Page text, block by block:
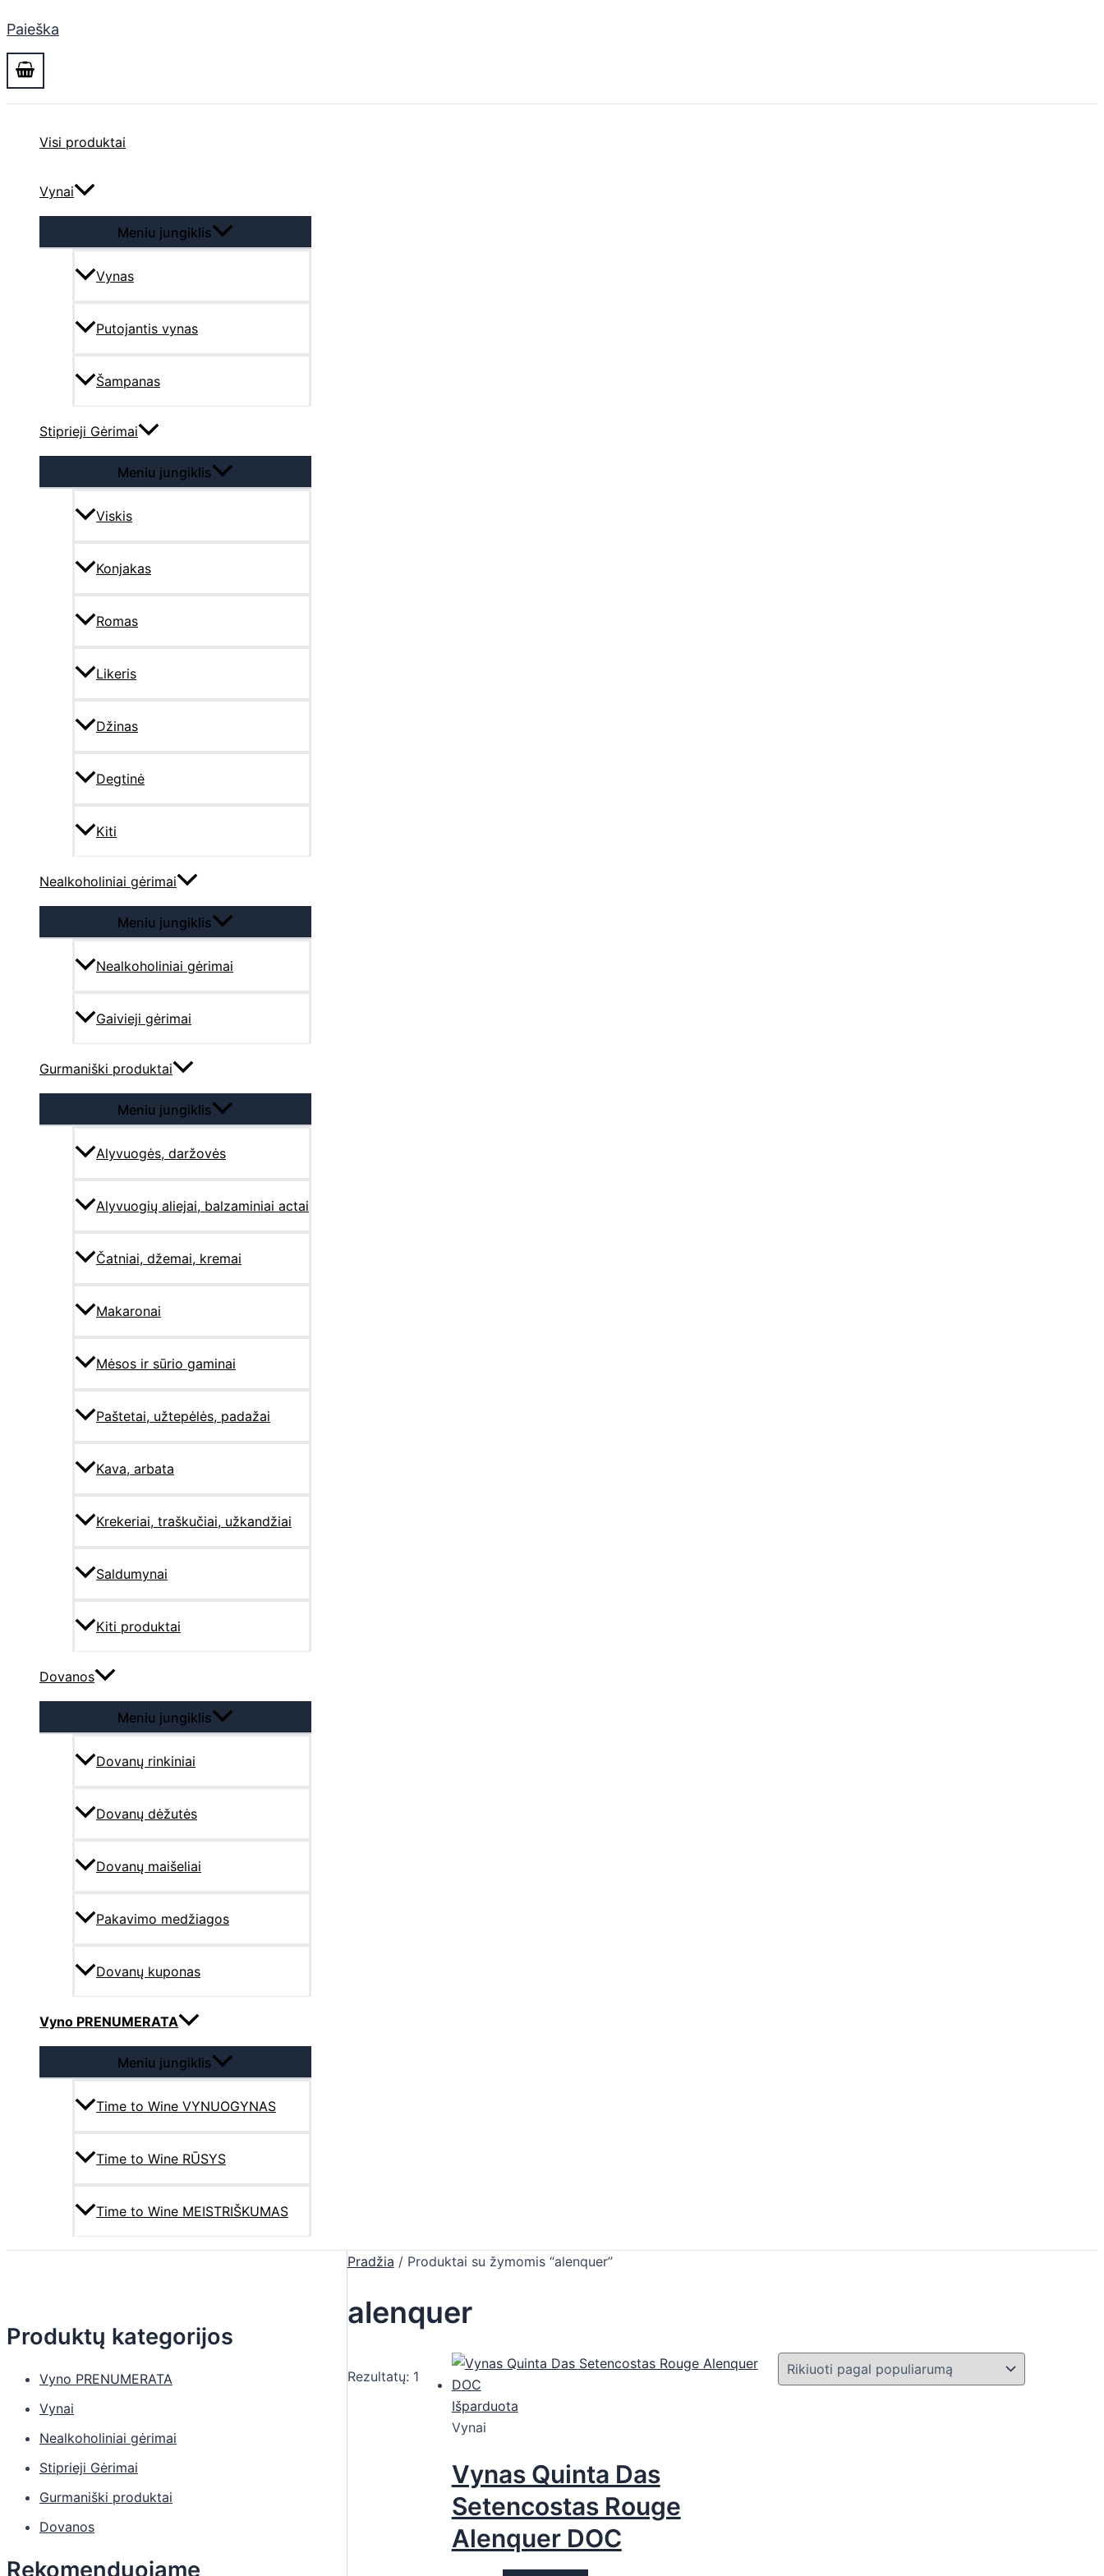
Paieška
Visi produktai
Vynai
Meniu jungiklis
Vynas
Putojantis vynas
Šampanas
Stiprieji Gėrimai
Meniu jungiklis
Viskis
Konjakas
Romas
Likeris
Džinas
Degtinė
Kiti
Nealkoholiniai gėrimai
Meniu jungiklis
Nealkoholiniai gėrimai
Gaivieji gėrimai
Gurmaniški produktai
Meniu jungiklis
Alyvuogės, daržovės
Alyvuogių aliejai, balzaminiai actai
Čatniai, džemai, kremai
Makaronai
Mėsos ir sūrio gaminai
Paštetai, užtepėlės, padažai
Kava, arbata
Krekeriai, traškučiai, užkandžiai
Saldumynai
Kiti produktai
Dovanos
Meniu jungiklis
Dovanų rinkiniai
Dovanų dėžutės
Dovanų maišeliai
Pakavimo medžiagos
Dovanų kuponas
Vyno PRENUMERATA
Meniu jungiklis
Time to Wine VYNUOGYNAS
Time to Wine RŪSYS
Time to Wine MEISTRIŠKUMAS
Produktų kategorijos
Vyno PRENUMERATA
Vynai
Nealkoholiniai gėrimai
Stiprieji Gėrimai
Gurmaniški produktai
Dovanos
Rekomenduojame
Pradžia / Produktai su žymomis “alenquer”
alenquer
Rezultatų: 1
Išparduota
Vynai
Vynas Quinta Das
Setencostas Rouge
Alenquer DOC